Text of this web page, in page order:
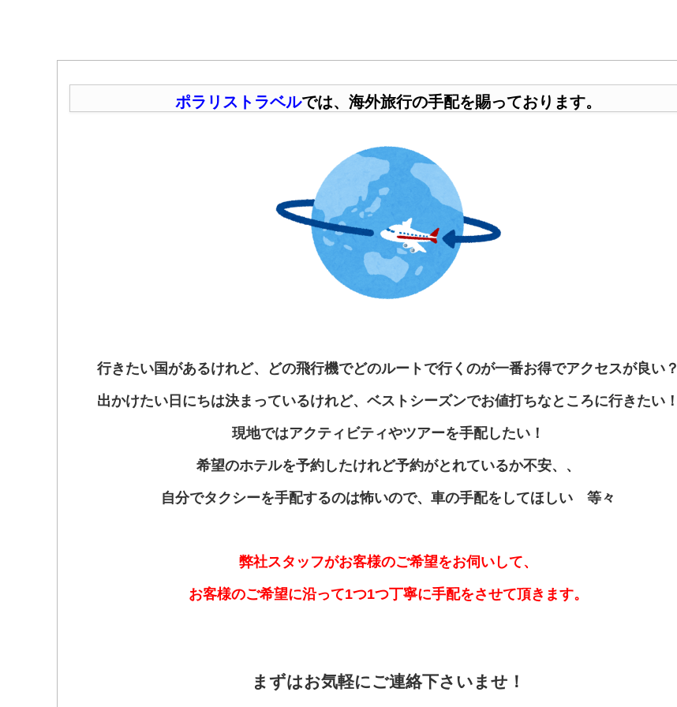
ポラリストラベルでは、海外旅行の手配を賜っております。
行きたい国があるけれど、どの飛行機でどのルートで行くのが一番お得でアクセスが良い？
出かけたい日にちは決まっているけれど、ベストシーズンでお値打ちなところに行きたい！
現地ではアクティビティやツアーを手配したい！
希望のホテルを予約したけれど予約がとれているか不安、、
自分でタクシーを手配するのは怖いので、車の手配をしてほしい 等々
弊社スタッフがお客様のご希望をお伺いして、
お客様のご希望に沿って1つ1つ丁寧に手配をさせて頂きます。
まずはお気軽にご連絡下さいませ！